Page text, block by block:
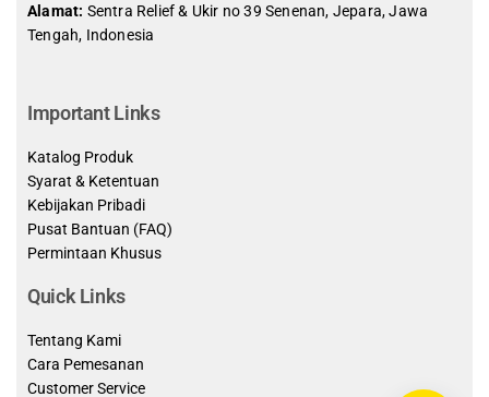
Alamat: Sentra Relief & Ukir no 39 Senenan, Jepara, Jawa
Tengah, Indonesia
Important Links
Katalog Produk
Syarat & Ketentuan
Kebijakan Pribadi
Pusat Bantuan (FAQ)
Permintaan Khusus
Quick Links
Tentang Kami
Cara Pemesanan
Customer Service